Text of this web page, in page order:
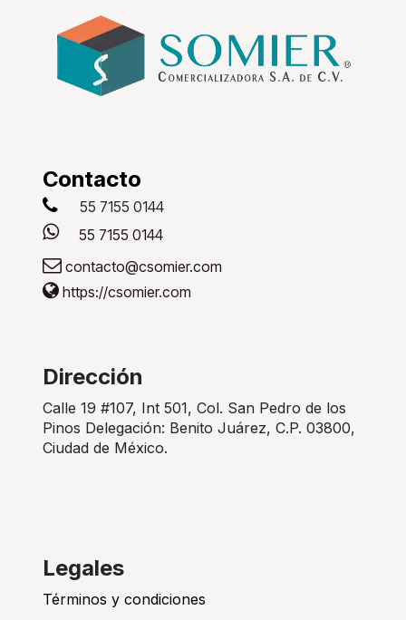
Contacto
55 7155 0144
55 7155 0144
contacto@csomier.com
https://csomier.com
Dirección
Calle 19 #107, Int 501, Col. San Pedro de los
Pinos Delegación: Benito Juárez, C.P. 03800,
Ciudad de México.
Legales
Términos y condiciones